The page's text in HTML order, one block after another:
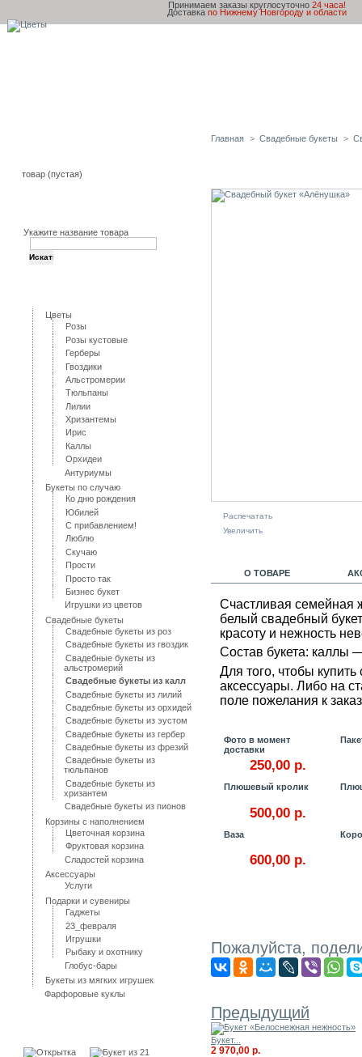
Принимаем заказы круглосуточно 24 часа!
Доставка по Нижнему Новгороду и области
Главная > Свадебные букеты >
Распечатать
Увеличить
О ТОВАРЕ
Счастливая семейная
белый свадебный
красоту и нежность
Состав букета: каллы
Для того, чтобы
аксессуары. Либо на
поле пожелания к
Фото в момент
доставки
250,00 р.
Плюшевый кролик
500,00 р.
Ваза
600,00 р.
Пожалуйста,
Предыдущий
Букет...
2 970,00 р.
товар (пустая)
Укажите название товара
Цветы
Розы
Розы кустовые
Герберы
Гвоздики
Альстромерии
Тюльпаны
Лилии
Хризантемы
Ирис
Каллы
Орхидеи
Антуриумы
Букеты по случаю
Ко дню рождения
Юбилей
С прибавлением!
Люблю
Скучаю
Прости
Просто так
Бизнес букет
Игрушки из цветов
Свадебные букеты
Свадебные букеты из роз
Свадебные букеты из гвоздик
Свадебные букеты из
альстромерий
Свадебные букеты из калл
Свадебные букеты из лилий
Свадебные букеты из орхидей
Свадебные букеты из эустом
Свадебные букеты из гербер
Свадебные букеты из фрезий
Свадебные букеты из
тюльпанов
Свадебные букеты из
хризантем
Свадебные букеты из пионов
Корзины с наполнением
Цветочная корзина
Фруктовая корзина
Сладостей корзина
Аксессуары
Услуги
Подарки и сувениры
Гаджеты
23_февраля
Игрушки
Рыбаку и охотнику
Глобус-бары
Букеты из мягких игрушек
Фарфоровые куклы